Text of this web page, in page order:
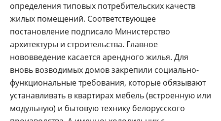
определения типовых потребительских качеств
жилых помещений. Соответствующее
постановление подписало Министерство
архитектуры и строительства. Главное
нововведение касается арендного жилья. Для
вновь возводимых домов закрепили социально-
функциональные требования, которые обязывают
устанавливать в квартирах мебель (встроенную или
модульную) и бытовую технику белорусского